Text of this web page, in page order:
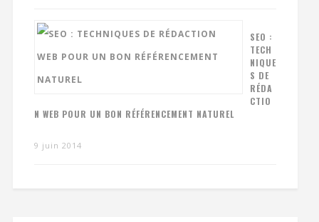
SEO :
TECH
NIQUE
S DE
RÉDA
CTIO
N WEB POUR UN BON RÉFÉRENCEMENT NATUREL
9 juin 2014